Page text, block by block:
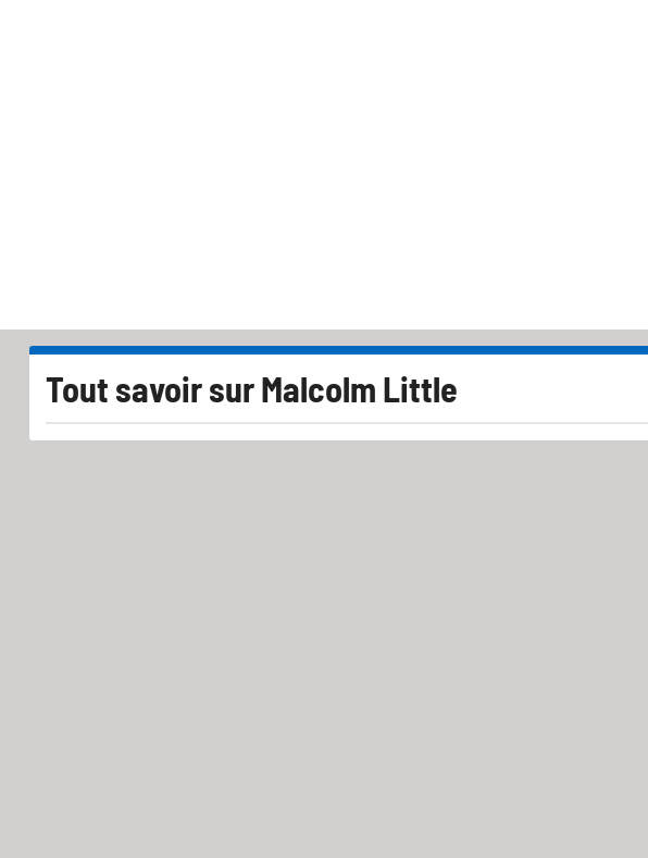
Tout savoir surMalcolm Little